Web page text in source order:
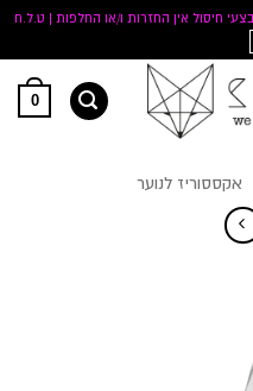
0
אקססוריז לנוער